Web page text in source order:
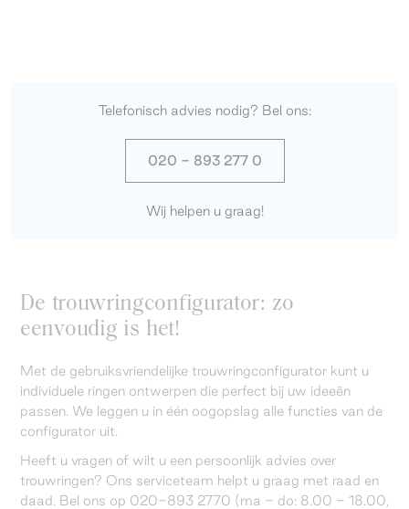
Telefonisch advies nodig? Bel ons:
020 - 893 277 0
Wij helpen u graag!
De trouwringconfigurator: zo
eenvoudig is het!
Met de gebruiksvriendelijke trouwringconfigurator kunt u
individuele ringen ontwerpen die perfect bij uw ideeën
passen. We leggen u in één oogopslag alle functies van de
configurator uit.
Heeft u vragen of wilt u een persoonlijk advies over
trouwringen? Ons serviceteam helpt u graag met raad en
daad. Bel ons op 020-893 2770 (ma - do: 8.00 - 18.00,